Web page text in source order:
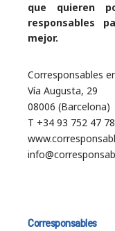
que quieren
responsables
mejor.
Corresponsables
Vía Augusta, 29
08006 (Barcelona)
T +34 93 752 47 78
Corresponsables